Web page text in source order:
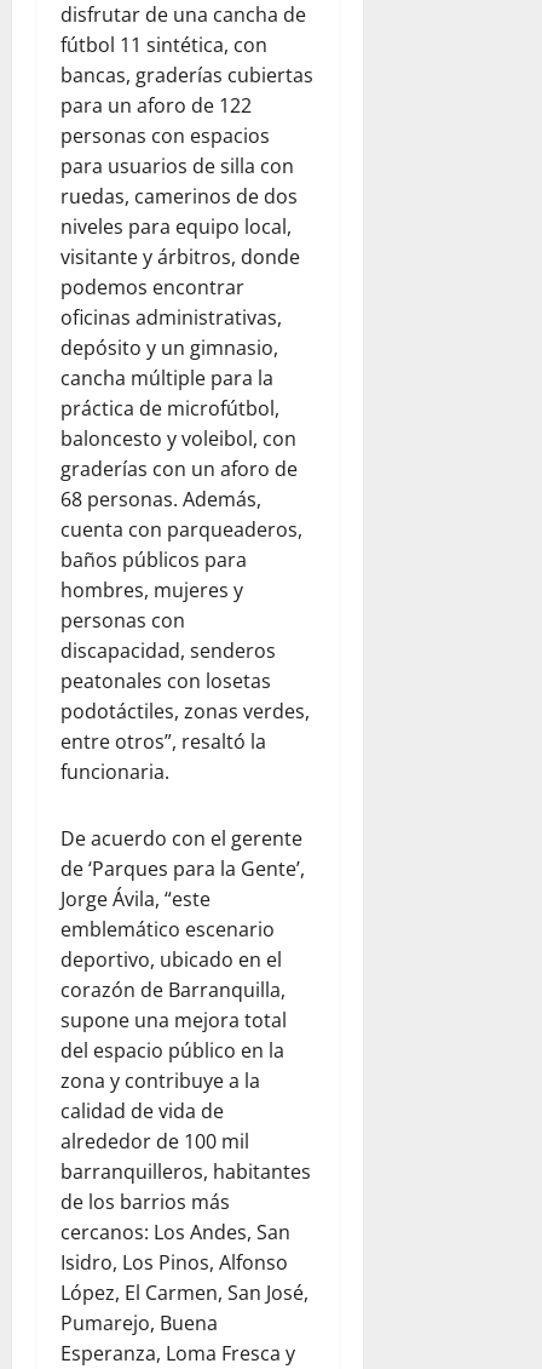
disfrutar de una cancha de
fútbol 11 sintética, con
bancas, graderías cubiertas
para un aforo de 122
personas con espacios
para usuarios de silla con
ruedas, camerinos de dos
niveles para equipo local,
visitante y árbitros, donde
podemos encontrar
oficinas administrativas,
depósito y un gimnasio,
cancha múltiple para la
práctica de microfútbol,
baloncesto y voleibol, con
graderías con un aforo de
68 personas. Además,
cuenta con parqueaderos,
baños públicos para
hombres, mujeres y
personas con
discapacidad, senderos
peatonales con losetas
podotáctiles, zonas verdes,
entre otros”, resaltó la
funcionaria.
De acuerdo con el gerente
de ‘Parques para la Gente’,
Jorge Ávila, “este
emblemático escenario
deportivo, ubicado en el
corazón de Barranquilla,
supone una mejora total
del espacio público en la
zona y contribuye a la
calidad de vida de
alrededor de 100 mil
barranquilleros, habitantes
de los barrios más
cercanos: Los Andes, San
Isidro, Los Pinos, Alfonso
López, El Carmen, San José,
Pumarejo, Buena
Esperanza, Loma Fresca y